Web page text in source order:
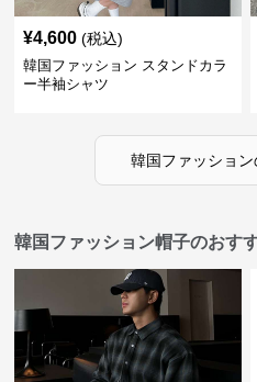
¥4,600 (税込)
韓国ファッション スタンドカラ
ー半袖シャツ
韓国ファッション
韓国ファッション帽子のおす